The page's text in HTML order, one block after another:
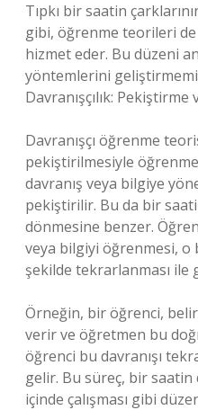
Tıpkı bir saatin
gibi, öğrenme teorileri de
hizmet eder. Bu düzeni
yöntemlerini
Davranışçılık: Pekiştirme
Davranışçı öğrenme
pekiştirilmesiyle
davranış veya bilgiye
pekiştirilir. Bu da bir
dönmesine benzer.
veya bilgiyi öğrenmesi, o
şekilde tekrarlanması ile
Örneğin, bir öğrenci,
verir ve öğretmen bu
öğrenci bu davranışı
gelir. Bu süreç, bir
içinde çalışması gibi